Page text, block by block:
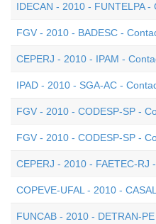
IDECAN - 2010 - FUNTELPA -
FGV - 2010 - BADESC -
CEPERJ - 2010 - IPAM -
IPAD - 2010 - SGA-AC -
FGV - 2010 - CODESP-SP -
FGV - 2010 - CODESP-SP -
CEPERJ - 2010 - FAETEC-RJ
COPEVE-UFAL - 2010 -
FUNCAB - 2010 - DETRAN-